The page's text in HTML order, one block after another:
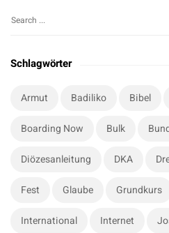
S
t
S
a
Schlagwörter
Armut Badiliko Bibel
Boarding Now Bulk
Diözesanleitung DKA
Fest Glaube Grundkurs
International Internet